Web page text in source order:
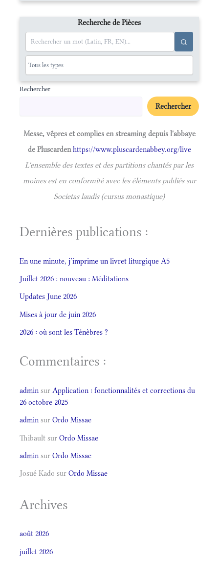
Recherche de Pièces
Rechercher
Rechercher
Messe, vêpres et complies en streaming depuis l'abbaye
de Pluscardenhttps://www.pluscardenabbey.org/live
L'ensemble des textes et des partitions chantés par les
moines est en conformité avec les éléments publiés sur
Societas laudis (cursus monastique)
Dernières publications :
En une minute, j’imprime un livret liturgique A5
Juillet 2026 : nouveau : Méditations
Updates June 2026
Mises à jour de juin 2026
2026 : où sont les Ténèbres ?
Commentaires :
admin sur Application : fonctionnalités et corrections du
26 octobre 2025
admin sur Ordo Missae
Thibault sur Ordo Missae
admin sur Ordo Missae
Josué Kado sur Ordo Missae
Archives
août 2026
juillet 2026